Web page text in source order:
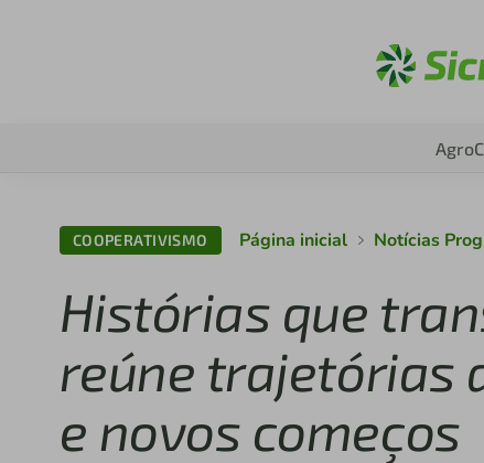
Agro
COOPERATIVISMO Página inicial Notícias
Histórias que
reúne trajetórias
e novos começos